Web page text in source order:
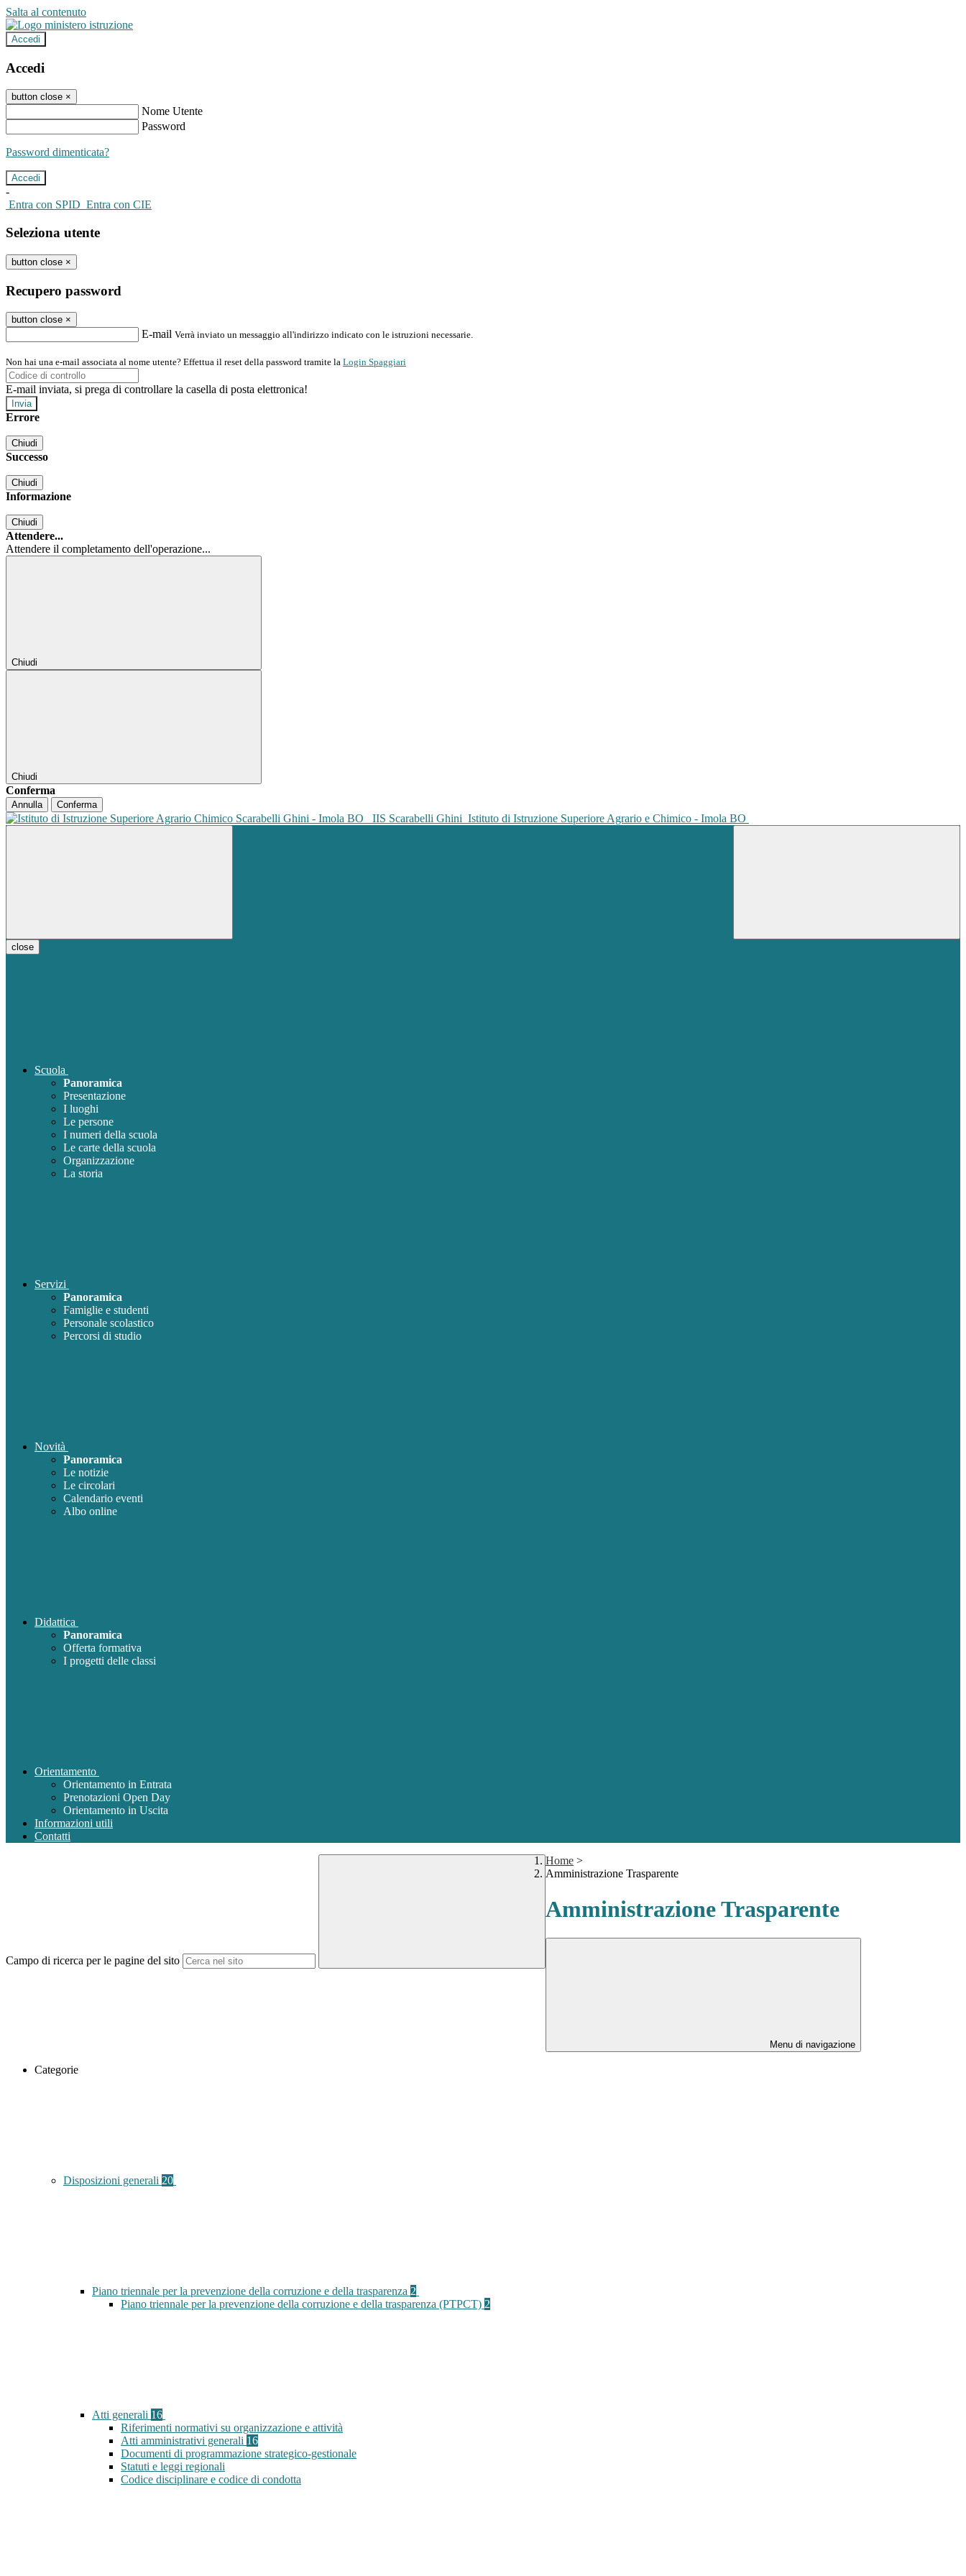
Salta al contenuto
Accedi
Accedi
button close ×
Nome Utente
Password
Password dimenticata?
-
Entra con SPID Entra con CIE
Seleziona utente
button close ×
Recupero password
button close ×
E-mail Verrà inviato un messaggio all'indirizzo indicato con le istruzioni necessarie.
Non hai una e-mail associata al nome utente? Effettua il reset della password tramite la Login Spaggiari
E-mail inviata, si prega di controllare la casella di posta elettronica!
Errore
Chiudi
Successo
Chiudi
Informazione
Chiudi
Attendere...
Attendere il completamento dell'operazione...
Chiudi
Chiudi
Conferma
Annulla Conferma
IIS Scarabelli Ghini Istituto di Istruzione Superiore Agrario e Chimico - Imola BO
close
Scuola
Panoramica
Presentazione
I luoghi
Le persone
I numeri della scuola
Le carte della scuola
Organizzazione
La storia
Servizi
Panoramica
Famiglie e studenti
Personale scolastico
Percorsi di studio
Novità
Panoramica
Le notizie
Le circolari
Calendario eventi
Albo online
Didattica
Panoramica
Offerta formativa
I progetti delle classi
Orientamento
Orientamento in Entrata
Prenotazioni Open Day
Orientamento in Uscita
Informazioni utili
Contatti
Campo di ricerca per le pagine del sito
Home >
Amministrazione Trasparente
Amministrazione Trasparente
Menu di navigazione
Categorie
Disposizioni generali 20
Piano triennale per la prevenzione della corruzione e della trasparenza 2
Piano triennale per la prevenzione della corruzione e della trasparenza (PTPCT) 2
Atti generali 16
Riferimenti normativi su organizzazione e attività
Atti amministrativi generali 16
Documenti di programmazione strategico-gestionale
Statuti e leggi regionali
Codice disciplinare e codice di condotta